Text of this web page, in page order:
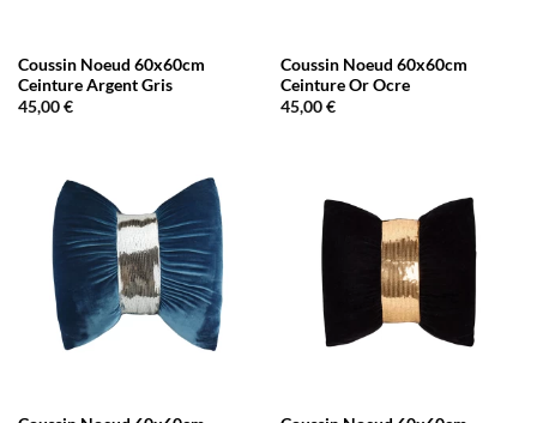
Coussin Noeud 60x60cm
Ceinture Argent Gris
45,00€
Coussin Noeud 60x60cm
Ceinture Or Ocre
45,00€